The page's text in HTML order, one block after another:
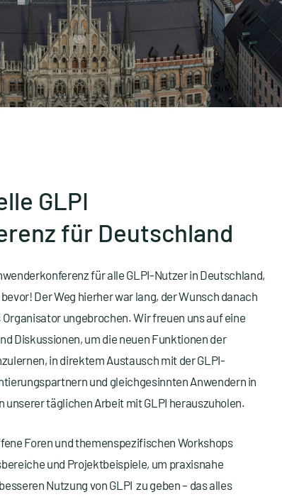
GLPI
für Deutschland
für alle GLPI-Nutzer in Deutschland,
Der Weg hierher war lang, der Wunsch danach
ungebrochen. Wir freuen uns auf eine
Diskussionen, um die neuen Funktionen der
in direktem Austausch mit der GLPI-
und gleichgesinnten Anwendern in
unserer täglichen Arbeit mit GLPI herauszuholen.
Foren und themenspezifischen Workshops
und Projektbeispiele, um praxisnahe
Nutzung von GLPI zu geben – das alles